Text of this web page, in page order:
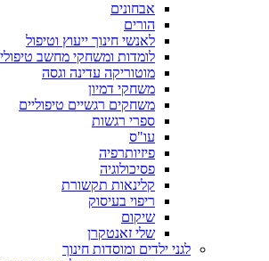
אבחונים
הורים
לאנשי חינוך ייעוץ וטיפול
לומדות ומשחקי מחשב
מוטוריקה עדינה וגסה
משחקי דמיון
משחקים רגשיים טיפוליים
ספרי רגשות
עו"ס
פיזיותרפיה
פסיכולוגיה
קלינאות תקשורת
ריפוי בעיסוק
שיקום
שלי זאנטקרן
לגני ילדים ומוסדות חינוך